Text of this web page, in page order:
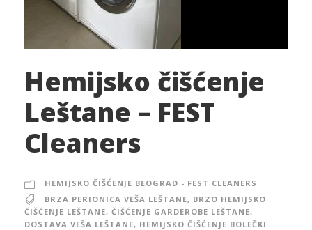
Hemijsko čišćenje
Leštane – FEST
Cleaners
HEMIJSKO ČIŠĆENJE BEOGRAD - FEST CLEANERS
BRZA PERIONICA VEŠA LEŠTANE, BRZO HEMIJSKO
ČIŠĆENJE LEŠTANE, ČIŠĆENJE GARDEROBE LEŠTANE,
DOSTAVA VEŠA LEŠTANE, HEMIJSKO ČIŠĆENJE BOLEČKI